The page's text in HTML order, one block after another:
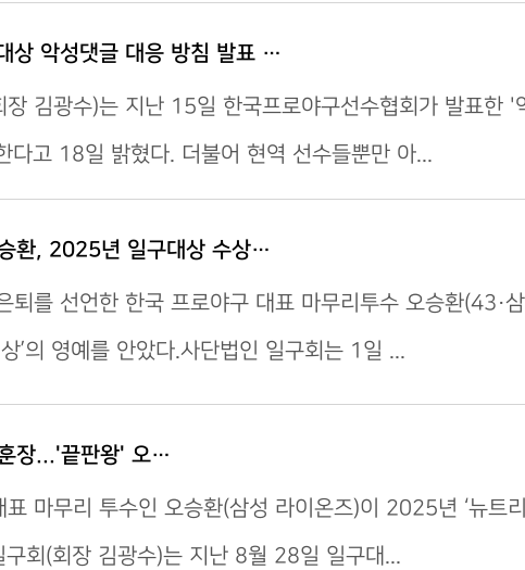
상 악성댓글 대응 방침 발표 …
장 김광수)는 지난 15일 한국프로야구선수협회가 발표한 '
다고 18일 밝혔다. 더불어 현역 선수들뿐만 아...
승환, 2025년 일구대상 수상…
퇴를 선언한 한국 프로야구 대표 마무리투수 오승환(43·
’의 영예를 안았다.사단법인 일구회는 1일 ...
장...'끝판왕' 오…
마무리 투수인 오승환(삼성 라이온즈)이 2025년 ‘뉴트
구회(회장 김광수)는 지난 8월 28일 일구대...